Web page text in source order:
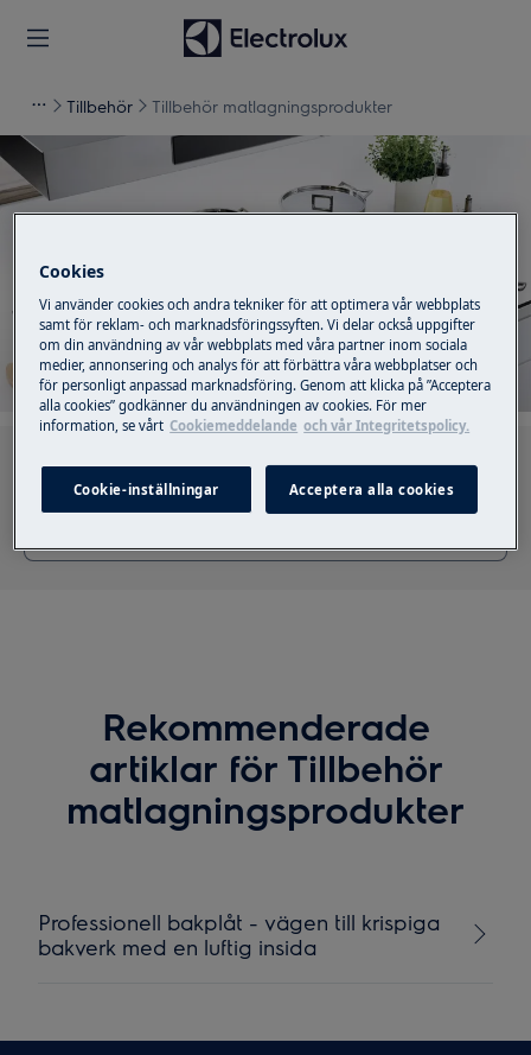
Tillbehör Tillbehör matlagningsprodukter
Stöd för Tillbehör
matlagningsprodukter
Sök bland våra supportartiklar
Rekommenderade
artiklar för Tillbehör
matlagningsprodukter
Professionell bakplåt - vägen till krispiga
bakverk med en luftig insida
Cookies
Vi använder cookies och andra tekniker för att optimera vår webbplats
samt för reklam- och marknadsföringssyften. Vi delar också uppgifter
om din användning av vår webbplats med våra partner inom sociala
medier, annonsering och analys för att förbättra våra webbplatser och
för personligt anpassad marknadsföring. Genom att klicka på ”Acceptera
alla cookies” godkänner du användningen av cookies. För mer
information, se vårt Cookiemeddelande och vår Integritetspolicy.
Cookie-inställningar Acceptera alla cookies